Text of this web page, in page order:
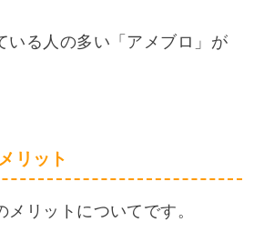
いる人の多い「アメブロ」が
リット
メリットについてです。